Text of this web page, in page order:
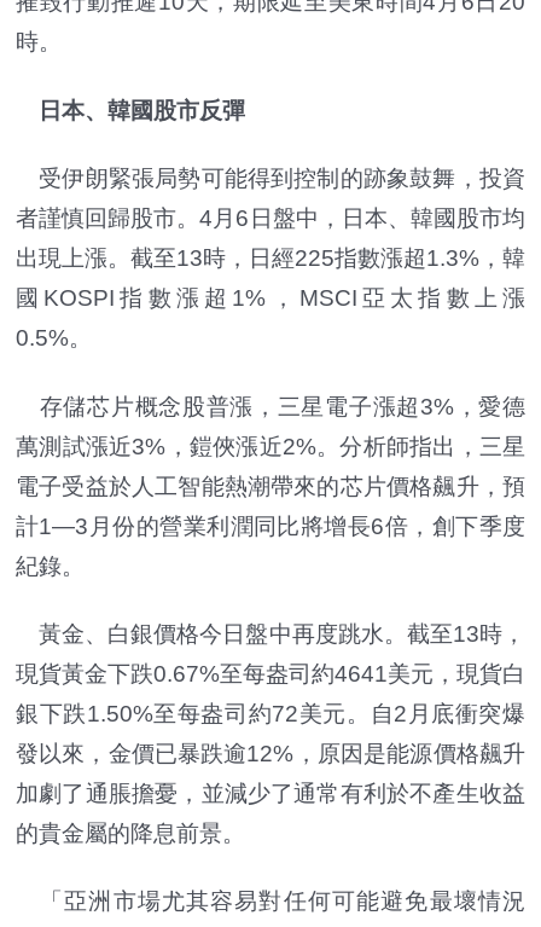
時。
日本、韓國股市反彈
受伊朗緊張局勢可能得到控制的跡象鼓舞，投資
者謹慎回歸股市。4月6日盤中，日本、韓國股市均
出現上漲。截至13時，日經225指數漲超1.3%，韓
國KOSPI指數漲超1%，MSCI亞太指數上漲
0.5%。
存儲芯片概念股普漲，三星電子漲超3%，愛德
萬測試漲近3%，鎧俠漲近2%。分析師指出，三星
電子受益於人工智能熱潮帶來的芯片價格飆升，預
計1—3月份的營業利潤同比將增長6倍，創下季度
紀錄。
黃金、白銀價格今日盤中再度跳水。截至13時，
現貨黃金下跌0.67%至每盎司約4641美元，現貨白
銀下跌1.50%至每盎司約72美元。自2月底衝突爆
發以來，金價已暴跌逾12%，原因是能源價格飆升
加劇了通脹擔憂，並減少了通常有利於不產生收益
的貴金屬的降息前景。
「亞洲市場尤其容易對任何可能避免最壞情況